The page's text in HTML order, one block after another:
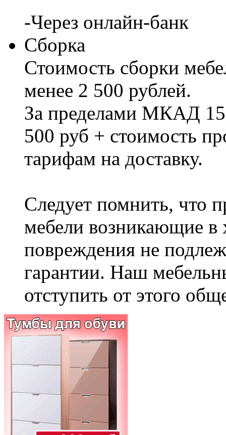
-Через онлайн-банк
Сборка
Стоимость сборки
менее 2 500 рублей.
За пределами МКАД
500 руб + стоимость
тарифам на доставку.
Следует помнить, что
мебели возникающие в
повреждения не
гарантии. Наш
отступить от этого